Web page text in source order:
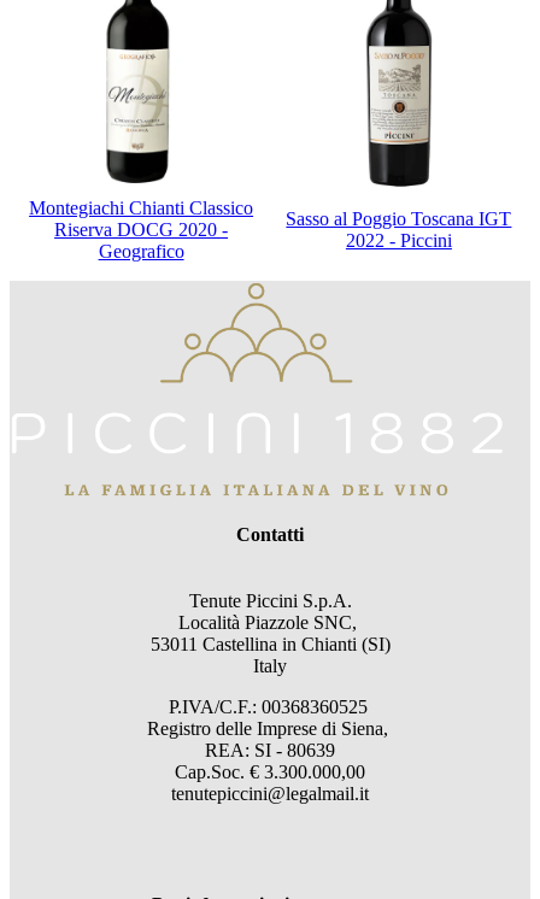
Montegiachi Chianti Classico
Riserva DOCG 2020 -
Geografico
Sasso al Poggio Toscana IGT
2022 - Piccini
Contatti
Tenute Piccini S.p.A.
Località Piazzole SNC,
53011 Castellina in Chianti (SI)
Italy
P.IVA/C.F.: 00368360525
Registro delle Imprese di Siena,
REA: SI - 80639
Cap.Soc. € 3.300.000,00
tenutepiccini@legalmail.it